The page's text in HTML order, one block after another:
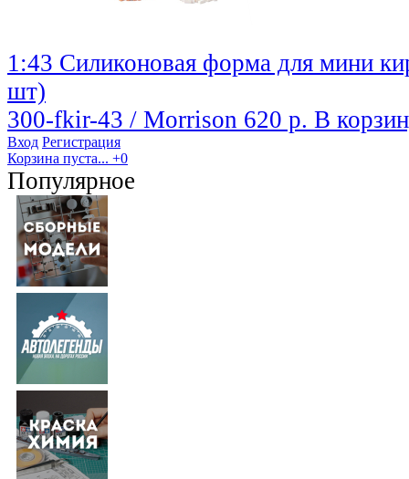
1:43 Силиконовая форма для мини
шт)
300-fkir-43 / Morrison 620 р. В
Вход Регистрация
Корзина пуста... +0
Популярное